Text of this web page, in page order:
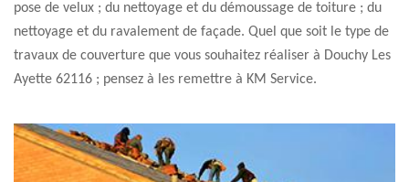
pose de velux ; du nettoyage et du démoussage de toiture ; du
nettoyage et du ravalement de façade. Quel que soit le type de
travaux de couverture que vous souhaitez réaliser à Douchy Les
Ayette 62116 ; pensez à les remettre à KM Service.